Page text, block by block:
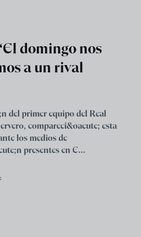
domingo nos
a un rival
del primer equipo del Real
compareci&oacute; esta
los medios de
presentes en E...